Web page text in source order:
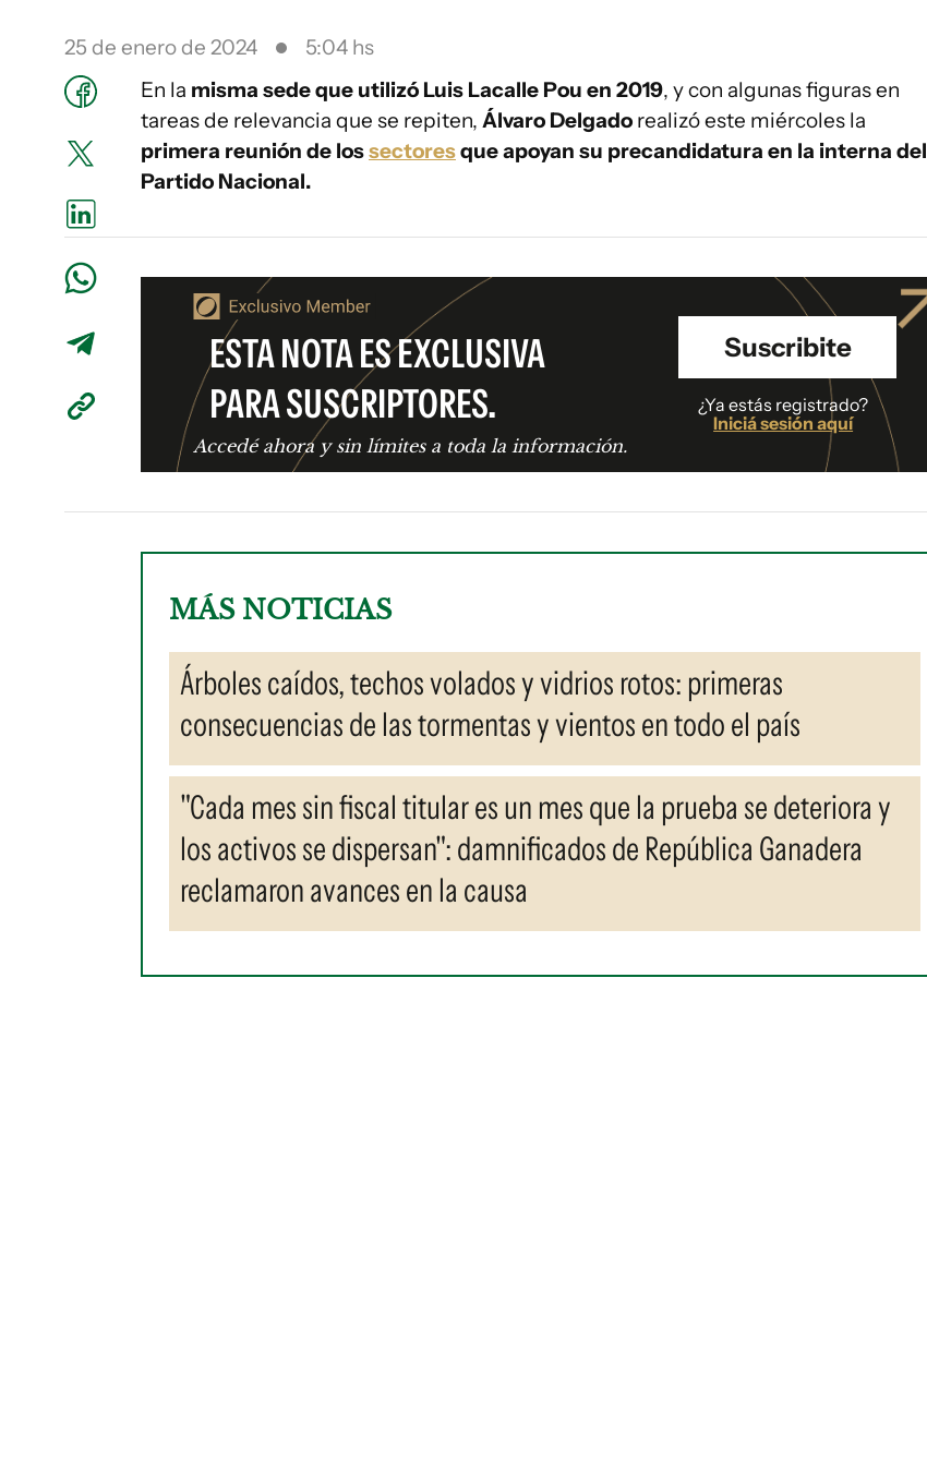
25 de enero de 2024
5:04 hs
En la misma sede que utilizó Luis Lacalle Pou en 2019, y con algunas figuras en
tareas de relevancia que se repiten, Álvaro Delgado realizó este miércoles la
primera reunión de lossectoresque apoyan su precandidatura en la interna del
Partido Nacional.
ESTA NOTA ES EXCLUSIVA
PARA SUSCRIPTORES.
Accedé ahora y sin límites a toda la información.
Suscribite
¿Ya estás registrado?
Iniciá sesión aquí
MÁS NOTICIAS
Árboles caídos, techos volados y vidrios rotos: primeras
consecuencias de las tormentas y vientos en todo el país
"Cada mes sin fiscal titular es un mes que la prueba se deteriora y
los activos se dispersan": damnificados de República Ganadera
reclamaron avances en la causa